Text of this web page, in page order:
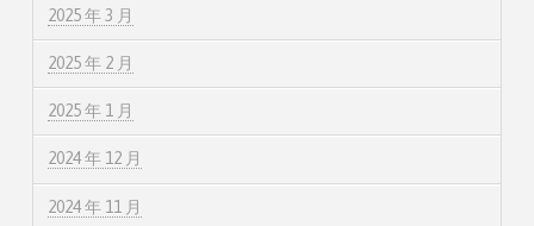
2025 年 3 月
2025 年 2 月
2025 年 1 月
2024 年 12 月
2024 年 11 月